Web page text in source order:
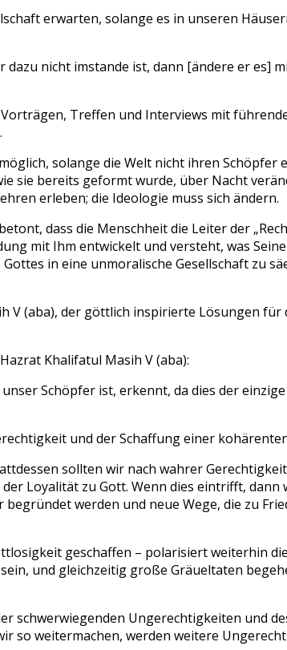
erwarten, solange es in unseren
nicht imstande ist, dann [ändere er es]
Treffen und Interviews mit
solange die Welt nicht ihren
sie bereits geformt wurde, über Nacht
erleben; die Ideologie muss sich ändern.
dass die Menschheit die Leiter der
mit Ihm entwickelt und versteht, was
in eine unmoralische Gesellschaft zu
(aba), der göttlich inspirierte Lösungen
Khalifatul Masih V (aba):
Schöpfer ist, erkennt, da dies der
und der Schaffung einer
sollten wir nach wahrer
Loyalität zu Gott. Wenn dies eintrifft,
werden und neue Wege, die zu
geschaffen – polarisiert weiterhin
und gleichzeitig große Gräueltaten
schwerwiegenden Ungerechtigkeiten und
so weitermachen, werden weitere